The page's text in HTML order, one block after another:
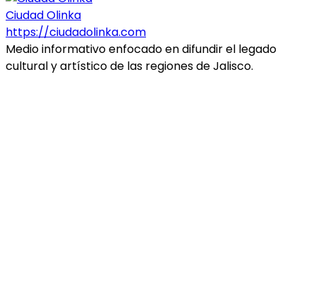
Ciudad Olinka
https://ciudadolinka.com
Medio informativo enfocado en difundir el legado
cultural y artístico de las regiones de Jalisco.